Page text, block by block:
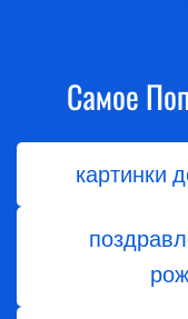
Самое
картинки